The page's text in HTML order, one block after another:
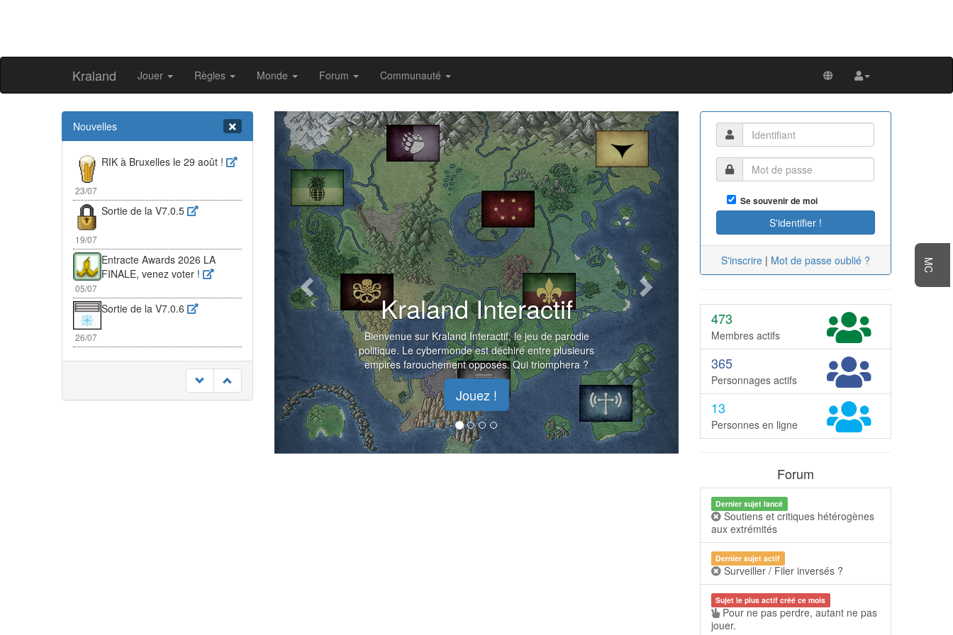
Kraland Jouer Règles Monde Forum Communauté
Nouvelles
23/07
RIK à Bruxelles le 29 août !
19/07
Sortie de la V7.0.5
05/07
Entracte Awards 2026 LA
FINALE, venez voter !
26/07
Sortie de la V7.0.6 Kraland Interactif
Bienvenue sur Kraland Interactif, le jeu de parodie
politique. Le cybermonde est déchiré entre plusieurs
empires farouchement opposés. Qui triomphera ?
Jouez !
Previous Next
Se souvenir de moi
S'inscrire | Mot de passe oublié ?
473
Membres actifs
365
Personnages actifs
13
Personnes en ligne
Forum
Dernier sujet lancé
Soutiens et critiques hétérogènes
aux extrémités
Dernier sujet actif
Surveiller / Filer inversés ?
Sujet le plus actif créé ce mois
Pour ne pas perdre, autant ne pas
jouer.
MC